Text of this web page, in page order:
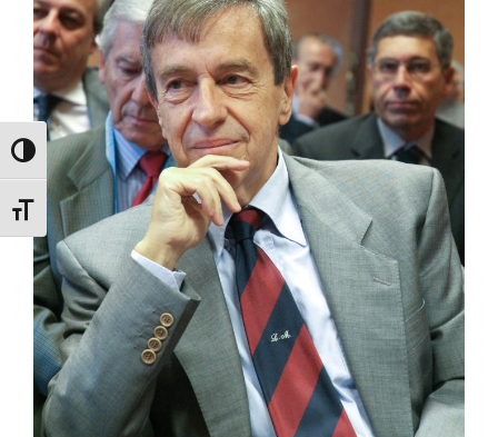
Attiva/disattiva alto contrasto
Attiva/disattiva dimensione testo